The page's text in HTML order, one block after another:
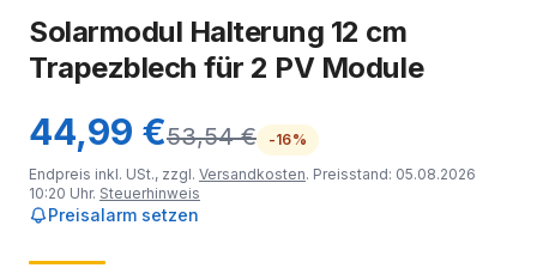
Solarmodul Halterung 12 cm
Trapezblech für 2 PV Module
44,99 €53,54 €
-16%
Endpreis inkl. USt., zzgl. Versandkosten. Preisstand: 05.08.2026
10:20 Uhr. Steuerhinweis
Preisalarm setzen